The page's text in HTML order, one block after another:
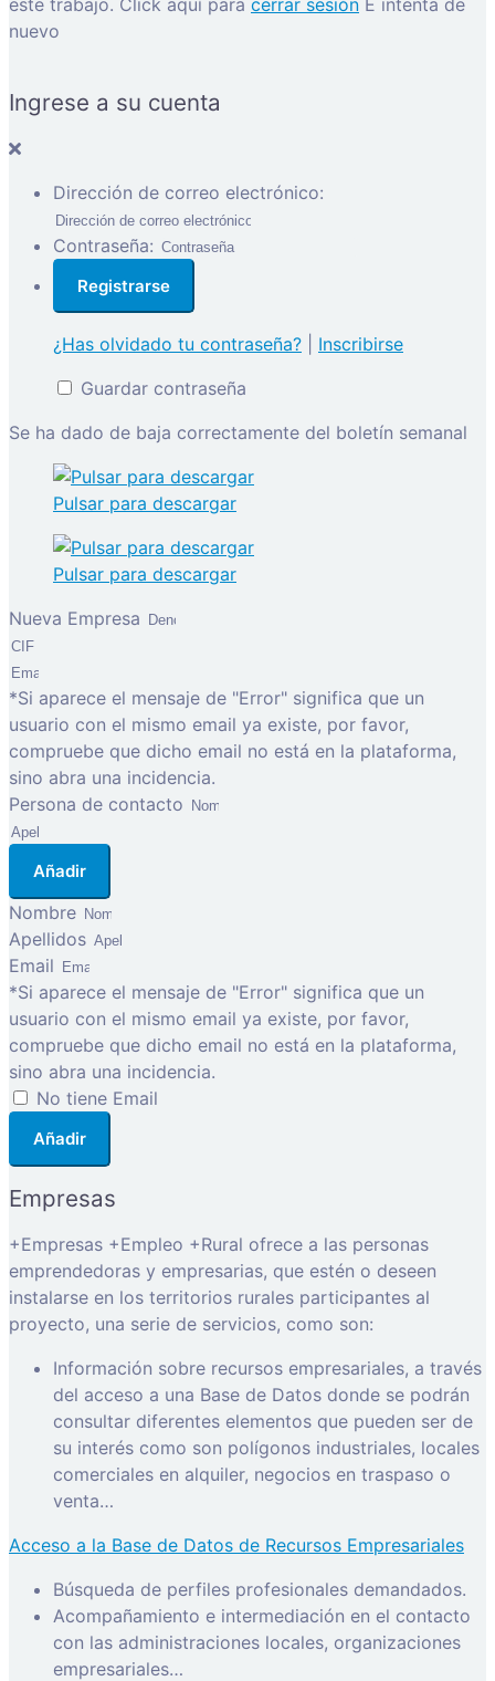
nuevo
Ingrese a su cuenta
Dirección de correo electrónico:
Contraseña:
¿Has olvidado tu contraseña?
Inscribirse
Guardar contraseña
Se ha dado de baja correctamente del boletín semanal
Pulsar para descargar
Pulsar para descargar
Nueva Empresa
*Si aparece el mensaje de "Error" significa que un
usuario con el mismo email ya existe, por favor,
compruebe que dicho email no está en la plataforma,
sino abra una incidencia.
Persona de contacto
Añadir
Nombre
Apellidos
Email
*Si aparece el mensaje de "Error" significa que un
usuario con el mismo email ya existe, por favor,
compruebe que dicho email no está en la plataforma,
sino abra una incidencia.
No tiene Email
Añadir
Empresas
+Empresas +Empleo +Rural ofrece a las personas
emprendedoras y empresarias, que estén o deseen
instalarse en los territorios rurales participantes al
proyecto, una serie de servicios, como son:
Información sobre recursos empresariales, a través
del acceso a una Base de Datos donde se podrán
consultar diferentes elementos que pueden ser de
su interés como son polígonos industriales, locales
comerciales en alquiler, negocios en traspaso o
venta…
Acceso a la Base de Datos de Recursos Empresariales
Búsqueda de perfiles profesionales demandados.
Acompañamiento e intermediación en el contacto
con las administraciones locales, organizaciones
empresariales…